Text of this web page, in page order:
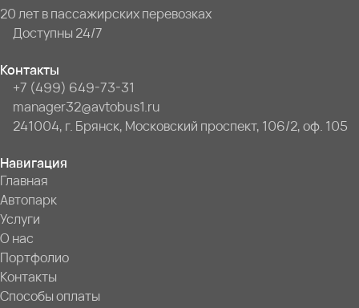
20 лет в пассажирских перевозках
Доступны 24/7
Контакты
+7 (499) 649-73-31
manager32@avtobus1.ru
241004, г. Брянск, Московский проспект, 106/2, оф. 105
Навигация
Главная
Автопарк
Услуги
О нас
Портфолио
Контакты
Способы оплаты